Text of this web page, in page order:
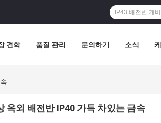
견학 품질 관리 문의하기 소식
옥외 배전반 IP40 가득 차있는 금속